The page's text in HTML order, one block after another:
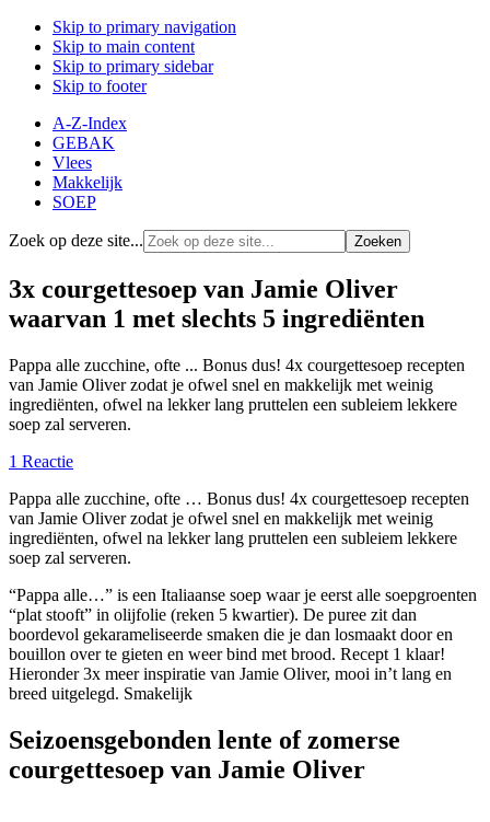
Skip to primary navigation
Skip to main content
Skip to primary sidebar
Skip to footer
A-Z-Index
GEBAK
Vlees
Makkelijk
SOEP
Zoek op deze site...
3x courgettesoep van Jamie Oliver
waarvan 1 met slechts 5 ingrediënten
Pappa alle zucchine, ofte ... Bonus dus! 4x courgettesoep recepten
van Jamie Oliver zodat je ofwel snel en makkelijk met weinig
ingrediënten, ofwel na lekker lang pruttelen een subleiem lekkere
soep zal serveren.
1 Reactie
Pappa alle zucchine, ofte … Bonus dus! 4x courgettesoep recepten
van Jamie Oliver zodat je ofwel snel en makkelijk met weinig
ingrediënten, ofwel na lekker lang pruttelen een subleiem lekkere
soep zal serveren.
“Pappa alle…” is een Italiaanse soep waar je eerst alle soepgroenten
“plat stooft” in olijfolie (reken 5 kwartier). De puree zit dan
boordevol gekarameliseerde smaken die je dan losmaakt door en
bouillon over te gieten en weer bind met brood. Recept 1 klaar!
Hieronder 3x meer inspiratie van Jamie Oliver, mooi in’t lang en
breed uitgelegd. Smakelijk
Seizoensgebonden lente of zomerse
courgettesoep van Jamie Oliver